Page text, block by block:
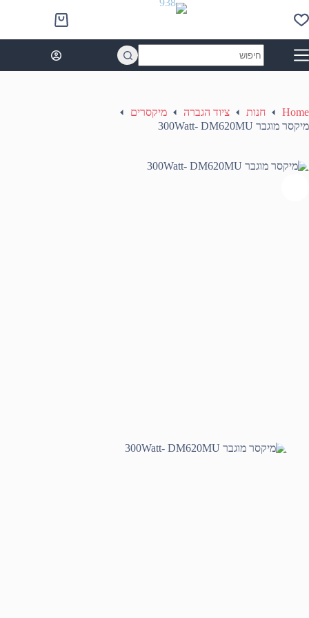
to
content
Shopping
cart
results
Home חנות ציוד הגברה
מיקסרים
מיקסר מוגבר 300Watt- DM620MU